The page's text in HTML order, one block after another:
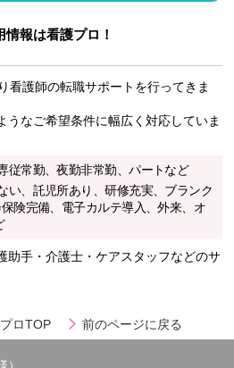
報は看護プロ！
看護師の転職サポートを行ってきま
うなご希望条件に幅広く対応していま
従常勤、夜勤非常勤、パートなど
い、託児所あり、研修充実、ブランク
険完備、電子カルテ導入、外来、オ
助手・介護士・ケアスタッフなどのサ
ロTOP 前のページに戻る